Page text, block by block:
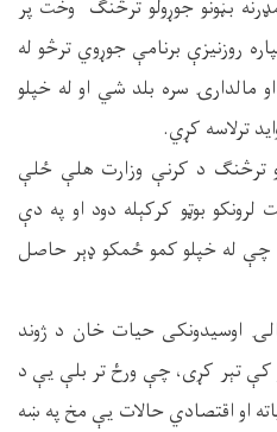
بڼونو جوړولو ترڅنګ وخت پر
روزنیزې برنامې جوړوي ترڅو له
مالدارۍ سره بلد شي او له خپلو
ترلاسه کړي.
ترڅنګ د کرنې وزارت هلې ځلې
بوټو کرکېله دود او په دې
چې له خپلو کمو ځمکو ډېر حاصل
اوسیدونکی حیات خان د ژوند
کې تېر کړی، چې ورځ تر بلې یې د
او اقتصادي حالات یې مخ په ښه